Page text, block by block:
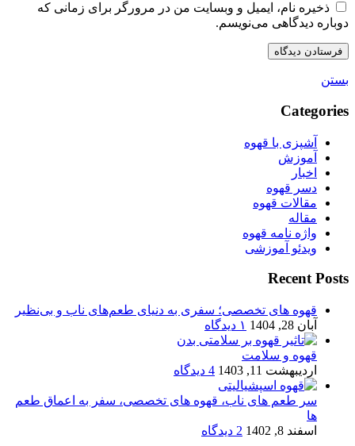
ذخیره نام، ایمیل و وبسایت من در مرورگر برای زمانی که
دوباره دیدگاهی می‌نویسم.
بستن
Categories
آشپزی با قهوه
آموزش
اخبار
دسر قهوه
مقالات قهوه
مقاله
واژه نامه قهوه
ویدئو آموزشی
Recent Posts
قهوه های تخصصی؛ سفری به دنیای طعم‌های ناب و بی‌نظیر
آبان 28, 1404
۱ دیدگاه
قهوه و سلامت
اردیبهشت 11, 1403
4 دیدگاه
سر طعم های ناب، قهوه های تخصصی، سفر به اعماق طعم
ها
اسفند 8, 1402
2 دیدگاه